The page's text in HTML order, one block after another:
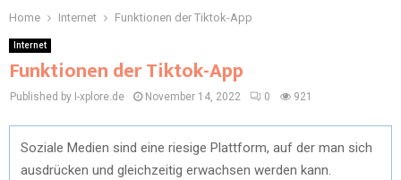
Home Internet Funktionen der Tiktok-App
Internet
Funktionen der Tiktok-App
Published by I-xplore.de November 14, 2022 0 921
Soziale Medien sind eine riesige Plattform, auf der man sich
ausdrücken und gleichzeitig erwachsen werden kann.